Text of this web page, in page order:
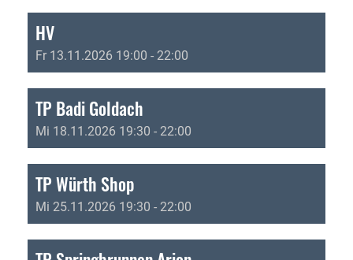
HV
Fr 13.11.2026 19:00 - 22:00
TP Badi Goldach
Mi 18.11.2026 19:30 - 22:00
TP Würth Shop
Mi 25.11.2026 19:30 - 22:00